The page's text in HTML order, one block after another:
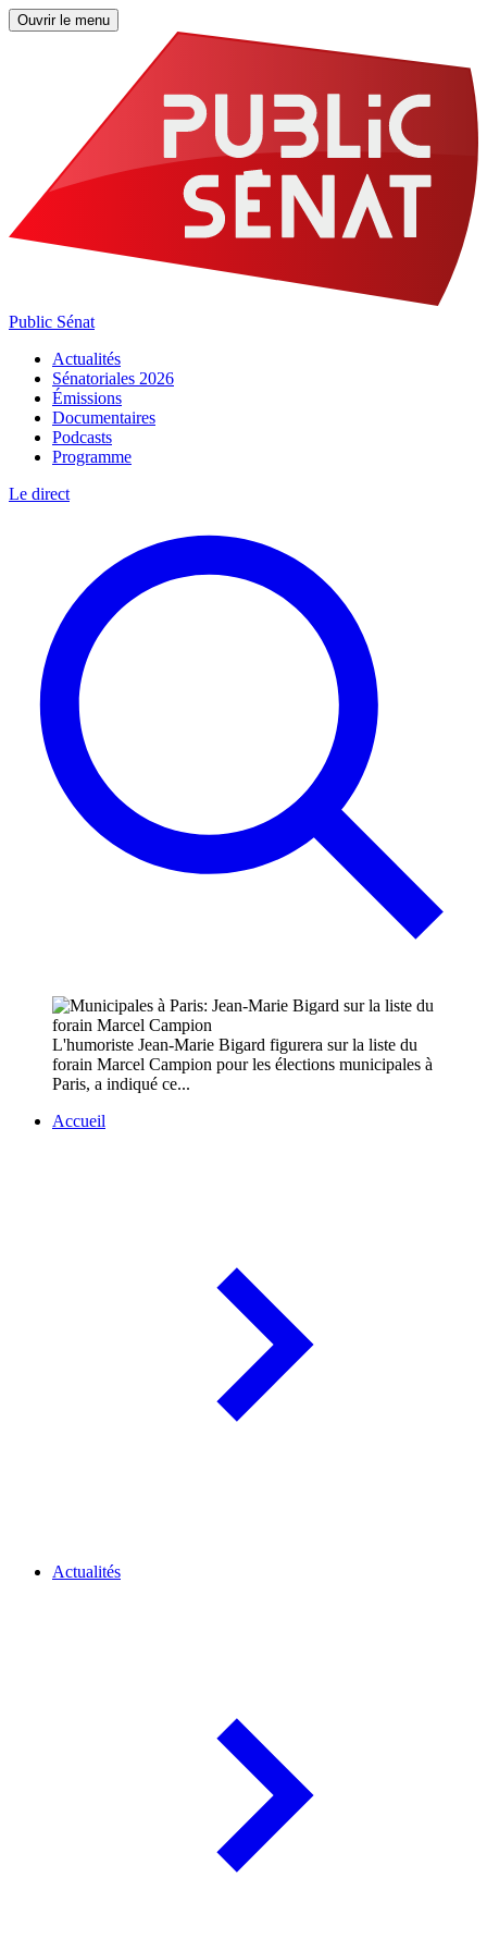
Ouvrir le menu
Public Sénat
Actualités
Sénatoriales 2026
Émissions
Documentaires
Podcasts
Programme
Le direct
L'humoriste Jean-Marie Bigard figurera sur la liste du
forain Marcel Campion pour les élections municipales à
Paris, a indiqué ce...
Accueil
Actualités